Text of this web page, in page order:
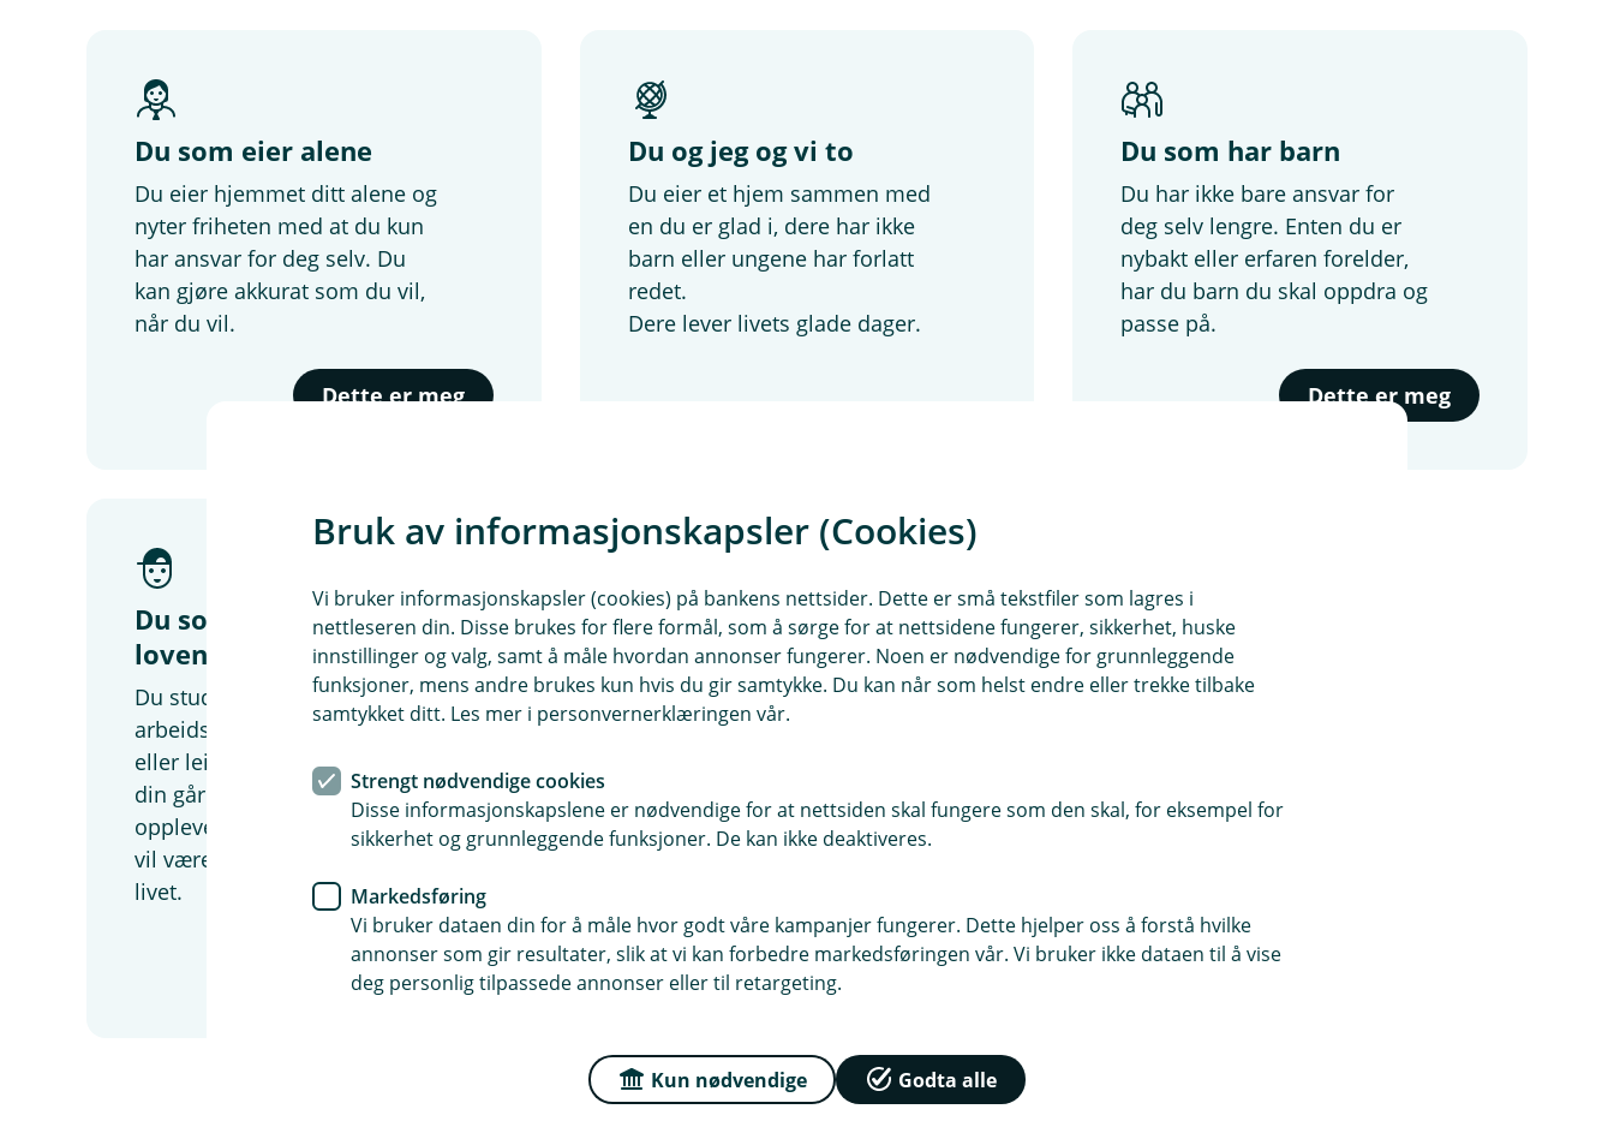
Du som eier alene
Du eier hjemmet ditt alene og
nyter friheten med at du kun
har ansvar for deg selv. Du
kan gjøre akkurat som du vil,
når du vil.
Dette er meg
Du som er ung og
lovende
Du studerer eller er ny i
arbeidslivet, og bor i kollektiv
eller leier for deg selv. Tiden
din går til å prøve ut nye
opplevelser, finne ut hvem du
vil være og hvordan du vil leve
livet.
Dette er meg
Du og jeg og vi to
Du eier et hjem sammen med
en du er glad i, dere har ikke
barn eller ungene har forlatt
redet.
Dere lever livets glade dager.
Du som har funnet din
egen vei
Enten du er singel, skilt, senior
lever livet slik det passer deg.
Uansett hvordan hverdagen
din ser ut, har du skapt en
deg.
Du som har funnet din
Du som har barn
Du har ikke bare ansvar for
deg selv lengre. Enten du er
nybakt eller erfaren forelder,
har du barn du skal oppdra og
passe på.
Dette er meg
Bruk av informasjonskapsler (Cookies)
Vi bruker informasjonskapsler (cookies) på bankens nettsider. Dette er små tekstfiler som lagres i
nettleseren din. Disse brukes for flere formål, som å sørge for at nettsidene fungerer, sikkerhet, huske
innstillinger og valg, samt å måle hvordan annonser fungerer. Noen er nødvendige for grunnleggende
funksjoner, mens andre brukes kun hvis du gir samtykke. Du kan når som helst endre eller trekke tilbake
samtykket ditt. Les mer i personvernerklæringen vår.
Strengt nødvendige cookies
Disse informasjonskapslene er nødvendige for at nettsiden skal fungere som den skal, for eksempel for
sikkerhet og grunnleggende funksjoner. De kan ikke deaktiveres.
Markedsføring
Vi bruker dataen din for å måle hvor godt våre kampanjer fungerer. Dette hjelper oss å forstå hvilke
annonser som gir resultater, slik at vi kan forbedre markedsføringen vår. Vi bruker ikke dataen til å vise
deg personlig tilpassede annonser eller til retargeting.
Kun nødvendige Godta alle